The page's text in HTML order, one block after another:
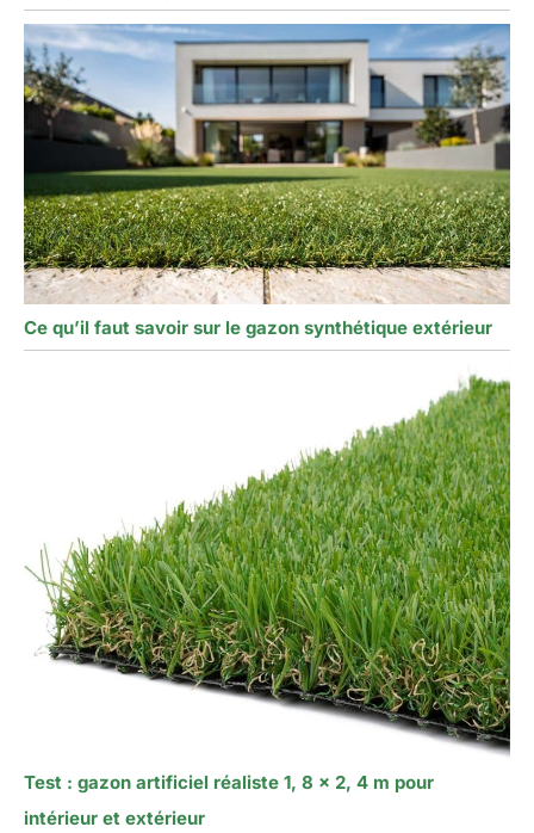
Ce qu’il faut savoir sur le gazon synthétique extérieur
Test : gazon artificiel réaliste 1, 8 x 2, 4 m pour
intérieur et extérieur